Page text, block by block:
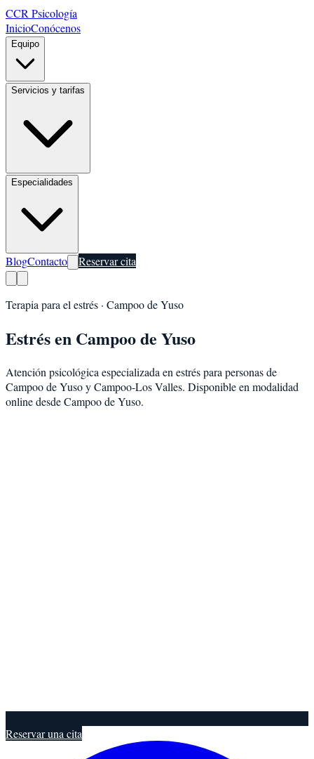
CCR Psicología
InicioConócenos
Equipo
Servicios y tarifas
Especialidades
BlogContacto Reservar cita
Terapia para el estrés · Campoo de Yuso
Estrésen Campoo de Yuso
Atención psicológica especializada en estréspara personas de
Campoo de YusoyCampoo-Los Valles. Disponible en modalidad
online desde Campoo de Yuso.
Reservar una cita